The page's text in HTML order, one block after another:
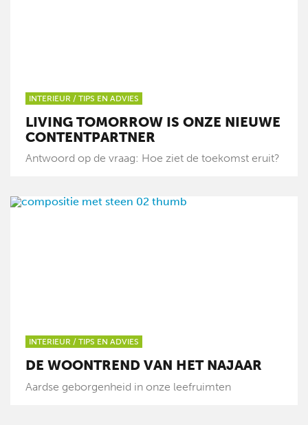
INTERIEUR / TIPS EN ADVIES
LIVING TOMORROW IS ONZE NIEUWE
CONTENTPARTNER
Antwoord op de vraag: Hoe ziet de toekomst eruit?
INTERIEUR / TIPS EN ADVIES
DE WOONTREND VAN HET NAJAAR
Aardse geborgenheid in onze leefruimten